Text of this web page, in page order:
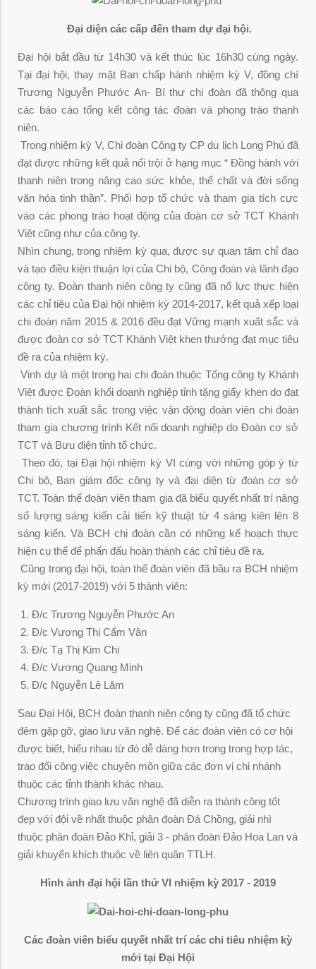
Đại diện các cấp đến tham dự đại hội.
Đại hội bắt đầu từ 14h30 và kết thúc lúc 16h30 cùng ngày.
Tại đại hội, thay mặt Ban chấp hành nhiệm kỳ V, đồng chí
Trương Nguyễn Phước An- Bí thư chi đoàn đã thông qua
các báo cáo tổng kết công tác đoàn và phong trào thanh
niên.
Trong nhiệm kỳ V, Chi đoàn Công ty CP du lịch Long Phú đã
đạt được những kết quả nổi trội ở hạng mục “ Đồng hành với
thanh niên trong nâng cao sức khỏe, thể chất và đời sống
văn hóa tinh thần”. Phối hợp tổ chức và tham gia tích cực
vào các phong trào hoạt động của đoàn cơ sở TCT Khánh
Việt cũng như của công ty.
Nhìn chung, trong nhiệm kỳ qua, được sự quan tâm chỉ đạo
và tạo điều kiện thuận lợi của Chi bộ, Công đoàn và lãnh đạo
công ty. Đoàn thanh niên công ty cũng đã nổ lực thực hiện
các chỉ tiêu của Đại hội nhiệm kỳ 2014-2017, kết quả xếp loại
chi đoàn năm 2015 & 2016 đều đạt Vững mạnh xuất sắc và
được đoàn cơ sở TCT Khánh Việt khen thưởng đạt mục tiêu
đề ra của nhiệm kỳ.
Vinh dự là một trong hai chi đoàn thuộc Tổng công ty Khánh
Việt được Đoàn khối doanh nghiệp tỉnh tặng giấy khen do đạt
thành tích xuất sắc trong việc vận động đoàn viên chi đoàn
tham gia chương trình Kết nối doanh nghiệp do Đoàn cơ sở
TCT và Bưu điện tỉnh tổ chức.
Theo đó, tại Đại hội nhiệm kỳ VI cùng với những góp ý từ
Chi bộ, Ban giám đốc công ty và đại diện từ đoàn cơ sở
TCT. Toàn thể đoàn viên tham gia đã biểu quyết nhất trí nâng
số lượng sáng kiến cải tiến kỹ thuật từ 4 sáng kiên lên 8
sáng kiến. Và BCH chi đoàn cần có những kế hoạch thực
hiện cụ thể để phấn đấu hoàn thành các chỉ tiêu đề ra.
Cũng trong đại hội, toàn thể đoàn viên đã bầu ra BCH nhiệm
kỳ mới (2017-2019) với 5 thành viên:
Đ/c Trương Nguyễn Phước An
Đ/c Vương Thị Cẩm Vân
Đ/c Tạ Thị Kim Chi
Đ/c Vương Quang Minh
Đ/c Nguyễn Lê Lâm
Sau Đại Hội, BCH đoàn thanh niên công ty cũng đã tổ chức
đêm gặp gỡ, giao lưu văn nghệ. Để các đoàn viên có cơ hội
được biết, hiểu nhau từ đó dễ dàng hơn trong trong hợp tác,
trao đổi công việc chuyên môn giữa các đơn vị chi nhánh
thuộc các tỉnh thành khác nhau.
Chương trình giao lưu văn nghệ đã diễn ra thành công tốt
đẹp với đội về nhất thuộc phân đoàn Đá Chồng, giải nhì
thuộc phân đoàn Đảo Khỉ, giải 3 - phân đoàn Đảo Hoa Lan và
giải khuyến khích thuộc về liên quân TTLH.
Hình ảnh đại hội lần thứ VI nhiệm kỳ 2017 - 2019
Các đoàn viên biểu quyết nhất trí các chỉ tiêu nhiệm kỳ
mới tại Đại Hội